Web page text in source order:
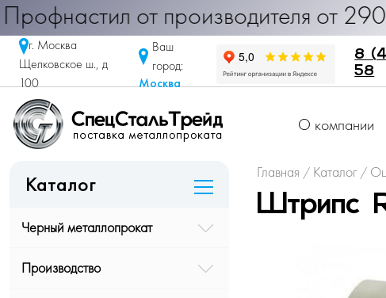
от производителя от 290
г. Москва
Щелковское ш., д
100
Ваш
город:
Москва
8
58
О компании
Каталог
Черный металлопрокат
Производство
Главная / Каталог /
Штрипс